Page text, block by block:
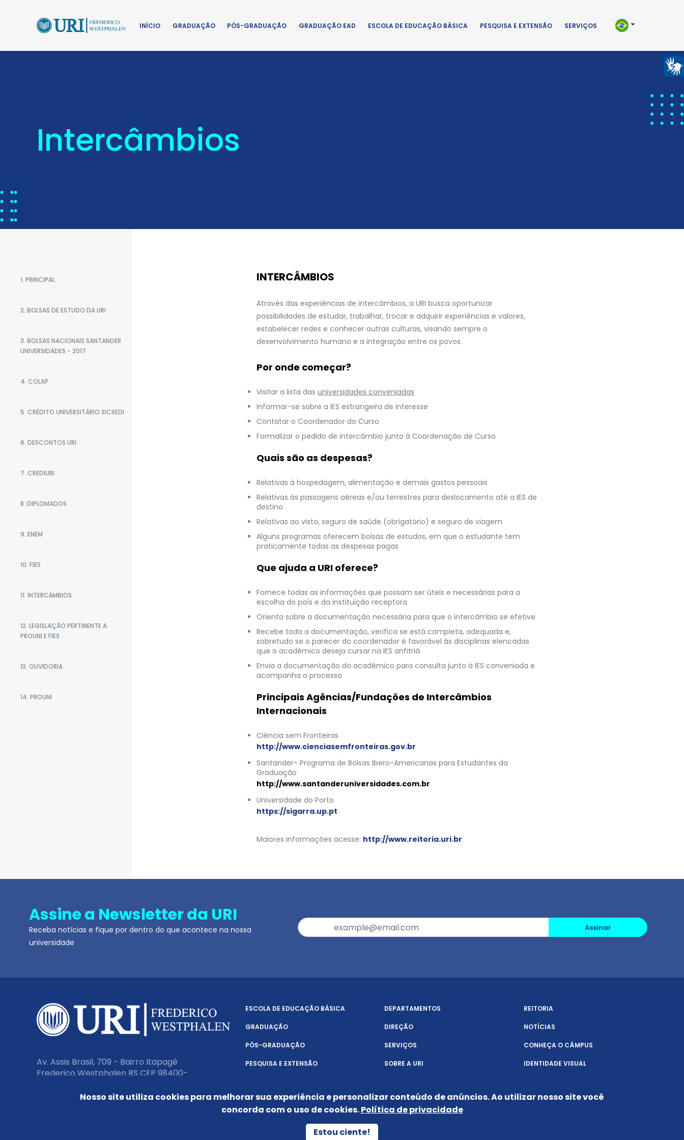
INÍCIO GRADUAÇÃO PÓS-GRADUAÇÃO GRADUAÇÃO EAD ESCOLA DE EDUCAÇÃO BÁSICA PESQUISA E EXTENSÃO SERVIÇOS
Intercâmbios
1. PRINCIPAL
2. BOLSAS DE ESTUDO DA URI
3. BOLSAS NACIONAIS SANTANDER
UNIVERSIDADES - 2017
4. COLAP
5. CRÉDITO UNIVERSITÁRIO SICREDI
6. DESCONTOS URI
7. CREDIURI
8. DIPLOMADOS
9. ENEM
10. FIES
11. INTERCÂMBIOS
12. LEGISLAÇÃO PERTINENTE A
PROUNI E FIES
13. OUVIDORIA
14. PROUNI
INTERCÂMBIOS
Através das experiências de intercâmbios, a URI busca oportunizar
possibilidades de estudar, trabalhar, trocar e adquirir experiências e valores,
estabelecer redes e conhecer outras culturas, visando sempre o
desenvolvimento humano e a integração entre os povos.
Por onde começar?
Visitar a lista dasuniversidades conveniadas
Informar-se sobre a IES estrangeira de interesse
Contatar o Coordenador do Curso
Formalizar o pedido de intercâmbio junto à Coordenação de Curso
Quais são as despesas?
Relativas à hospedagem, alimentação e demais gastos pessoais
Relativas às passagens aéreas e/ou terrestres para deslocamento até a IES de
destino
Relativas ao visto, seguro de saúde (obrigatório) e seguro de viagem
Alguns programas oferecem bolsas de estudos, em que o estudante tem
praticamente todas as despesas pagas
Que ajuda a URI oferece?
Fornece todas as informações que possam ser úteis e necessárias para a
escolha do país e da instituição receptora
Orienta sobre a documentação necessária para que o intercâmbio se efetive
Recebe toda a documentação, verifica se está completa, adequada e,
sobretudo se o parecer do coordenador é favorável às disciplinas elencadas
que o acadêmico deseja cursar na IES anfitriã
Envia a documentação do acadêmico para consulta junto à IES conveniada e
acompanha o processo
Principais Agências/Fundações de Intercâmbios
Internacionais
Ciência sem Fronteiras
http://www.cienciasemfronteiras.gov.br
Santander- Programa de Bolsas Ibero-Americanas para Estudantes da
Graduação
http://www.santanderuniversidades.com.br
Universidade do Porto
https://sigarra.up.pt
Maiores informações acesse: http://www.reitoria.uri.br
Assine a Newsletter da URI
Receba notícias e fique por dentro do que acontece na nossa
universidade
Assinar
Av. Assis Brasil, 709 - Bairro Itapagé
Frederico Westphalen RS CEP 98400-
ESCOLA DE EDUCAÇÃO BÁSICA
GRADUAÇÃO
PÓS-GRADUAÇÃO
PESQUISA E EXTENSÃO
DEPARTAMENTOS
DIREÇÃO
SERVIÇOS
SOBRE A URI
REITORIA
NOTÍCIAS
CONHEÇA O CÂMPUS
IDENTIDADE VISUAL
POLÍTICA DE PRIVACIDADE
Nosso site utiliza cookies para melhorar sua experiência e personalizar conteúdo de anúncios. Ao utilizar nosso site você
concorda com o uso de cookies.Política de privacidade
Estou ciente!